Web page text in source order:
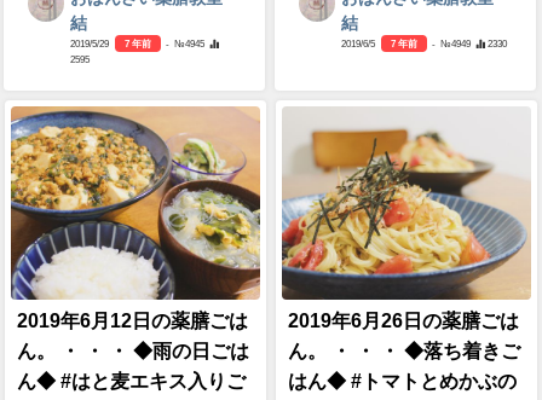
結
2019/5/29 7 年前
- №4945
2595
結
2019/6/5 7 年前 - №4949 2330
2019年6月12日の薬膳ごは
ん。 ・ ・ ・ ◆雨の日ごは
ん◆ #はと麦エキス入りご
2019年6月26日の薬膳ごは
ん。 ・ ・ ・ ◆落ち着きご
はん◆ #トマトとめかぶの